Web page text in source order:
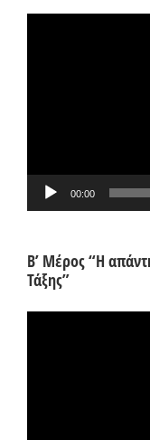
00:00
Β’ Μέρος “Η
Τάξης”